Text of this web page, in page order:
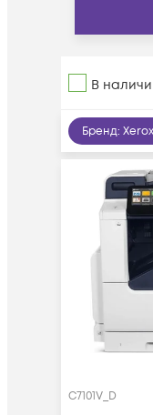
В
Бренд: Xerox
C7101V_D